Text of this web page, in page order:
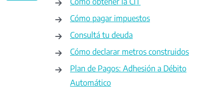
Cómo pagar impuestos
Consultá tu deuda
Cómo declarar metros construidos
Plan de Pagos: Adhesión a Débito
Automático